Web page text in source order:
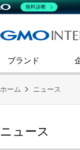
ブランド
会社概要
技術ブログ
インターネットセ
コミュニケーシ
ダイバーシティ
熊谷正寿が語る
財務・業績
第二新卒採用
ホーム ニュース
ニュース
無料診断